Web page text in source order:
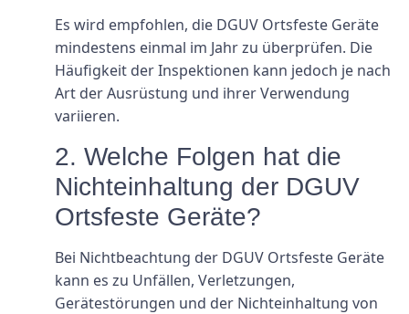
Es wird empfohlen, die DGUV Ortsfeste Geräte
mindestens einmal im Jahr zu überprüfen. Die
Häufigkeit der Inspektionen kann jedoch je nach
Art der Ausrüstung und ihrer Verwendung
variieren.
2. Welche Folgen hat die
Nichteinhaltung der DGUV
Ortsfeste Geräte?
Bei Nichtbeachtung der DGUV Ortsfeste Geräte
kann es zu Unfällen, Verletzungen,
Gerätestörungen und der Nichteinhaltung von